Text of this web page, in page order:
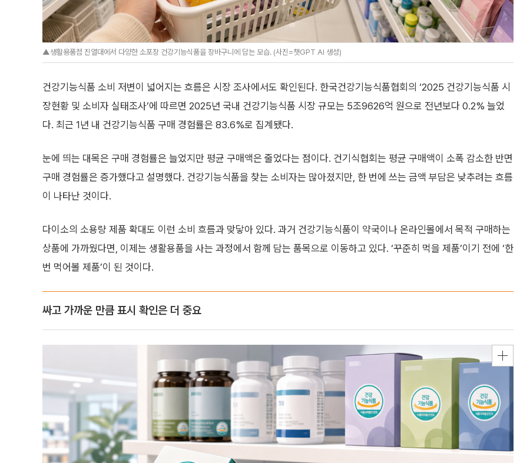
▲생활용품점 진열대에서 다양한 소포장 건강기능식품을 장바구니에 담는 모습. (사진=챗GPT AI 생성)
건강기능식품 소비 저변이 넓어지는 흐름은 시장 조사에서도 확인된다. 한국건강기능식품협회의 ‘2025 건강기능식품 시
장현황 및 소비자 실태조사’에 따르면 2025년 국내 건강기능식품 시장 규모는 5조9626억 원으로 전년보다 0.2% 늘었
다. 최근 1년 내 건강기능식품 구매 경험률은 83.6%로 집계됐다.
눈에 띄는 대목은 구매 경험률은 늘었지만 평균 구매액은 줄었다는 점이다. 건기식협회는 평균 구매액이 소폭 감소한 반면
구매 경험률은 증가했다고 설명했다. 건강기능식품을 찾는 소비자는 많아졌지만, 한 번에 쓰는 금액 부담은 낮추려는 흐름
이 나타난 것이다.
다이소의 소용량 제품 확대도 이런 소비 흐름과 맞닿아 있다. 과거 건강기능식품이 약국이나 온라인몰에서 목적 구매하는
상품에 가까웠다면, 이제는 생활용품을 사는 과정에서 함께 담는 품목으로 이동하고 있다. ‘꾸준히 먹을 제품’이기 전에 ‘한
번 먹어볼 제품’이 된 것이다.
싸고 가까운 만큼 표시 확인은 더 중요